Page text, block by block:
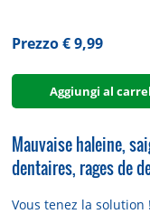
Prezzo € 9,99
Aggiungi al
Mauvaise haleine,
dentaires, rages de
Vous tenez la solution !